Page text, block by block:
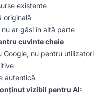
existente
originală
nu ar găsi în altă parte
cuvinte cheie
Google, nu pentru utilizatori
autentică
vizibil pentru AI: